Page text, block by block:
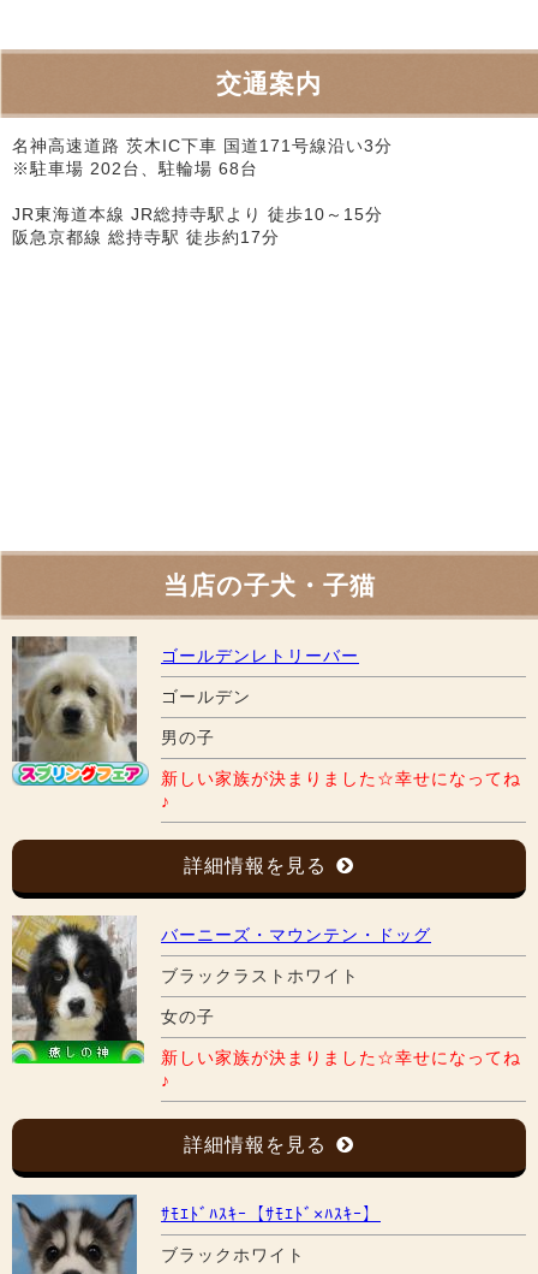
交通案内
名神高速道路 茨木IC下車 国道171号線沿い3分
※駐車場 202台、駐輪場 68台
JR東海道本線 JR総持寺駅より 徒歩10～15分
阪急京都線 総持寺駅 徒歩約17分
当店の子犬・子猫
ゴールデンレトリーバー
ゴールデン
男の子
新しい家族が決まりました☆幸せになってね
♪
詳細情報を見る
バーニーズ・マウンテン・ドッグ
ブラックラストホワイト
女の子
新しい家族が決まりました☆幸せになってね
♪
詳細情報を見る
ｻﾓｴﾄﾞﾊｽｷｰ【ｻﾓｴﾄﾞ×ﾊｽｷｰ】
ブラックホワイト